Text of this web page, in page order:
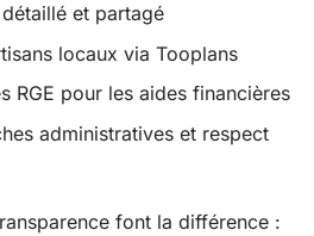
et partagé
locaux via Tooplans
RGE pour les aides financières
administratives et respect
font la différence :